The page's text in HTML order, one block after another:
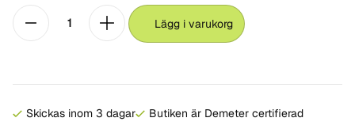
Lägg i varukorg
Skickas inom 3 dagar
Butiken är Demeter certifierad